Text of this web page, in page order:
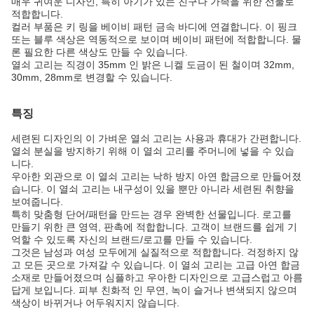
적합합니다.
컬러 부품은 키 링을 베이비 패턴 금속 바디에 연결합니다. 이 핑크
또는 블루 색상은 역동적으로 보이며 베이비 패턴에 적합합니다. 물
론 필요한 다른 색상도 만들 수 있습니다.
열쇠 고리는 직경이 35mm 인 밝은 니켈 도금이 된 철이며 32mm,
30mm, 28mm로 변경할 수 있습니다.
특징
세련된 디자인의 이 가벼운 열쇠 고리는 사용과 휴대가 간편합니다.
열쇠 분실을 방지하기 위해 이 열쇠 고리를 주머니에 넣을 수 있습
니다.
우아한 외관으로 이 열쇠 고리는 낙하 방지 아연 합금으로 만들어졌
습니다. 이 열쇠 고리는 내구성이 있을 뿐만 아니라 세련된 취향을
보여줍니다.
특히 맞춤형 단어/패턴을 만드는 경우 완벽한 선물입니다. 로고를
만들기 위한 큰 영역, 판촉에 적합합니다. 고객이 브랜드를 쉽게 기
억할 수 있도록 자신의 브랜드/로고를 만들 수 있습니다.
그것은 남성과 여성 모두에게 실질적으로 적합합니다. 걱정하지 않
고 모든 곳으로 가져갈 수 있습니다. 이 열쇠 고리는 고급 아연 합금
소재로 만들어졌으며 심플하고 우아한 디자인으로 고급스럽고 아름
답게 보입니다. 피부 친화적 인 무연, 녹이 슬거나 변색되지 않으며
색상이 바뀌거나 어두워지지 않습니다.